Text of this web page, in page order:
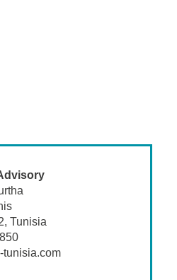
Tunisia
tunisia.com